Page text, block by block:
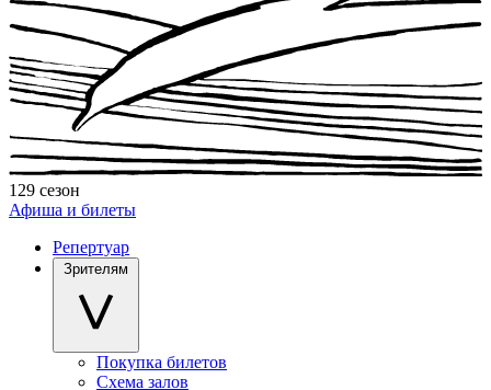
129 сезон
Афиша и билеты
Репертуар
Зрителям
Покупка билетов
Схема залов